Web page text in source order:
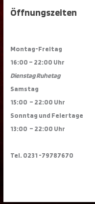
Öffnungszeiten
Montag-Freitag
16:00 – 22:00 Uhr
Dienstag Ruhetag
Samstag
15:00 – 22:00 Uhr
Sonntag und Feiertage
13:00 – 22:00 Uhr
Tel. 0231 -79787670